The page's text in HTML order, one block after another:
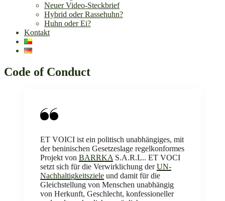
Neuer Video-Steckbrief
Hybrid oder Rassehuhn?
Huhn oder Ei?
Kontakt
Code of Conduct
ET VOICI ist ein politisch unabhängiges, mit
der beninischen Gesetzeslage regelkonformes
Projekt von BARRKA S.A.R.L.. ET VOCI
setzt sich für die Verwirklichung derUN-
Nachhaltigkeitsziele und damit für die
Gleichstellung von Menschen unabhängig
von Herkunft, Geschlecht, konfessioneller